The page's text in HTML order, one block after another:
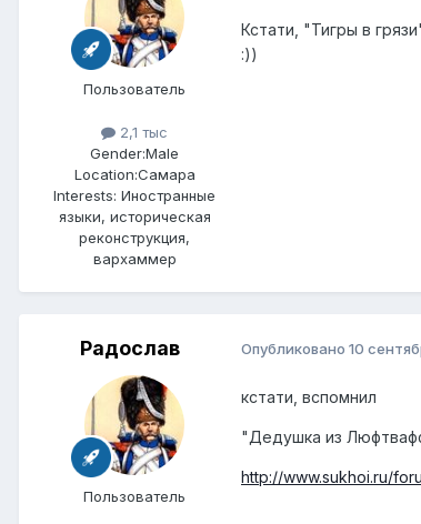
Пользователь
2,1 тыс
Gender:Male
Location:Самара
Interests: Иностранные
языки, историческая
реконструкция,
вархаммер
Кстати, "Тигры в
:))
Радослав
Пользователь
Опубликовано 10
кстати, вспомнил
"Дедушка из
http://www.sukhoi.ru/